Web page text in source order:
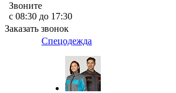
Звоните
с 08:30 до 17:30
Заказать звонок
Спецодежда